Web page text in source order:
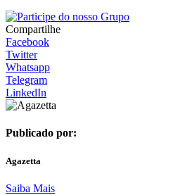
Compartilhe
Facebook
Twitter
Whatsapp
Telegram
LinkedIn
Publicado por:
Agazetta
Saiba Mais